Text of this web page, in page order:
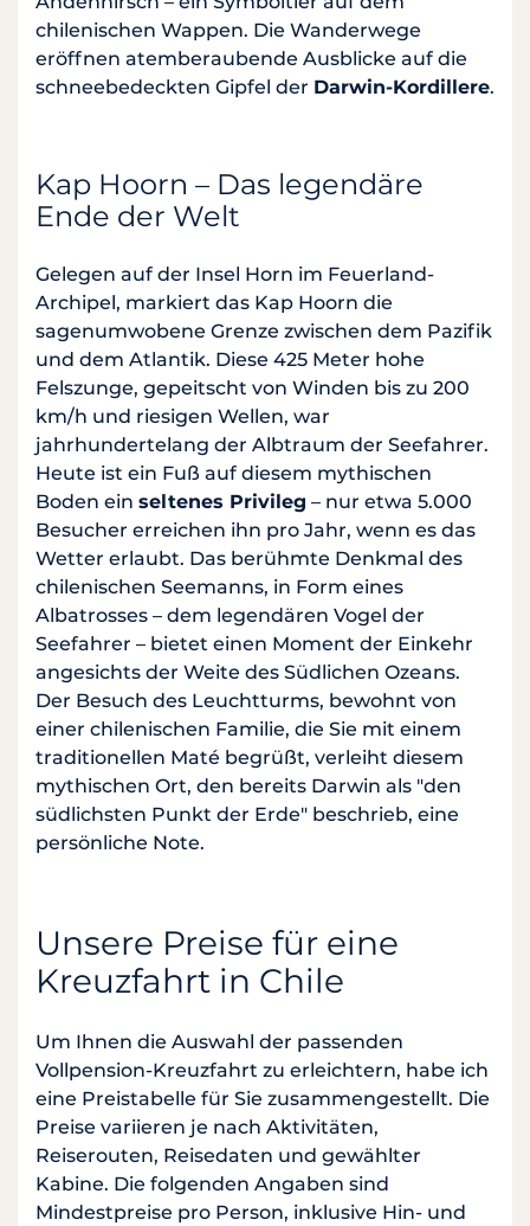
chilenischen Wappen. Die Wanderwege
eröffnen atemberaubende Ausblicke auf die
schneebedeckten Gipfel der Darwin-Kordillere.
Kap Hoorn – Das legendäre
Ende der Welt
Gelegen auf der Insel Horn im Feuerland-
Archipel, markiert das Kap Hoorn die
sagenumwobene Grenze zwischen dem Pazifik
und dem Atlantik. Diese 425 Meter hohe
Felszunge, gepeitscht von Winden bis zu 200
km/h und riesigen Wellen, war
jahrhundertelang der Albtraum der Seefahrer.
Heute ist ein Fuß auf diesem mythischen
Boden ein seltenes Privileg – nur etwa 5.000
Besucher erreichen ihn pro Jahr, wenn es das
Wetter erlaubt. Das berühmte Denkmal des
chilenischen Seemanns, in Form eines
Albatrosses – dem legendären Vogel der
Seefahrer – bietet einen Moment der Einkehr
angesichts der Weite des Südlichen Ozeans.
Der Besuch des Leuchtturms, bewohnt von
einer chilenischen Familie, die Sie mit einem
traditionellen Maté begrüßt, verleiht diesem
mythischen Ort, den bereits Darwin als "den
südlichsten Punkt der Erde" beschrieb, eine
persönliche Note.
Unsere Preise für eine
Kreuzfahrt in Chile
Um Ihnen die Auswahl der passenden
Vollpension-Kreuzfahrt zu erleichtern, habe ich
eine Preistabelle für Sie zusammengestellt. Die
Preise variieren je nach Aktivitäten,
Reiserouten, Reisedaten und gewählter
Kabine. Die folgenden Angaben sind
Mindestpreise pro Person, inklusive Hin- und